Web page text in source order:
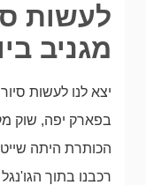
לעשות
מגניב
יצא לנו לעשות
בפארק יפה, שוק
הכותרת היתה
רכבנו בתוך